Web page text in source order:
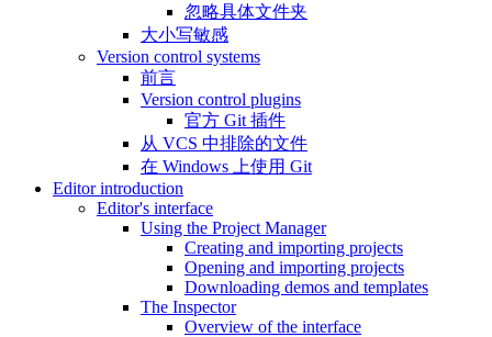
忽略具体文件夹
大小写敏感
Version control systems
前言
Version control plugins
官方 Git 插件
从 VCS 中排除的文件
在 Windows 上使用 Git
Editor introduction
Editor's interface
Using the Project Manager
Creating and importing projects
Opening and importing projects
Downloading demos and templates
The Inspector
Overview of the interface